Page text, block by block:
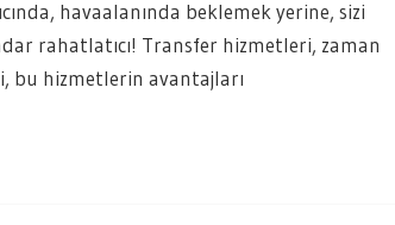
havaalanında beklemek yerine, sizi
rahatlatıcı! Transfer hizmetleri, zaman
bu hizmetlerin avantajları